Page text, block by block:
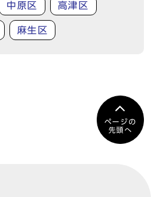
中原区 高津区
麻生区
ページの
先頭へ